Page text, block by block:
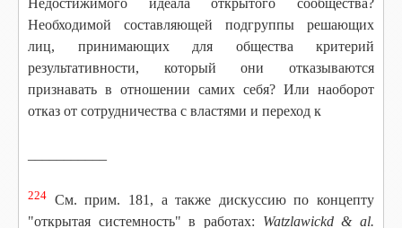
Необходимой составляющей подгруппы решающих
лиц, принимающих для общества критерий
результативности, который они отказываются
признавать в отношении самих себя? Или наоборот
отказ от сотрудничества с властями и переход к
224 См. прим. 181, а также дискуссию по концепту
"открытая системность" в работах: Watzlawickd & al.